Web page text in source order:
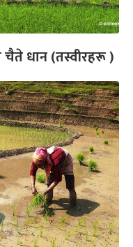
चैते धान (तस्वीरहरू )